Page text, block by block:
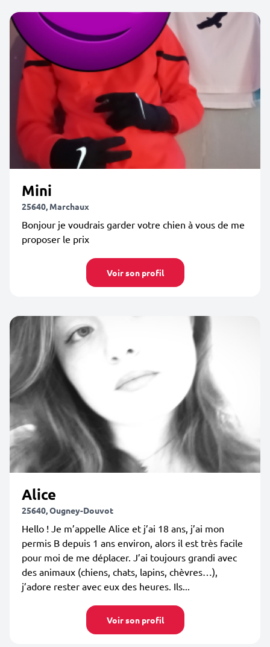
Mini
25640, Marchaux
Bonjour je voudrais garder votre chien à vous de me
proposer le prix
Voir son profil
Alice
25640, Ougney-Douvot
Hello ! Je m’appelle Alice et j’ai 18 ans, j’ai mon
permis B depuis 1 ans environ, alors il est très facile
pour moi de me déplacer. J’ai toujours grandi avec
des animaux (chiens, chats, lapins, chèvres…),
j’adore rester avec eux des heures. Ils...
Voir son profil